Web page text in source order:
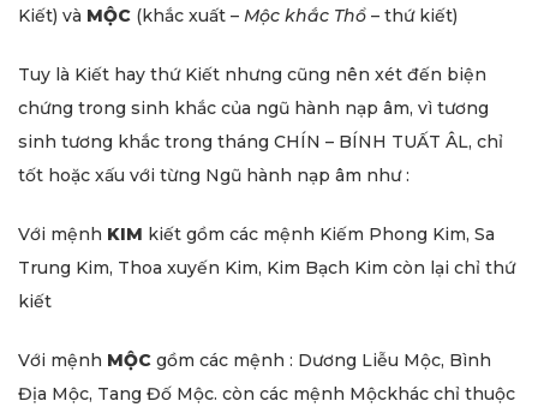
Kiết) và MỘC (khắc xuất – Mộc khắc Thổ – thứ kiết)
Tuy là Kiết hay thứ Kiết nhưng cũng nên xét đến biện
chứng trong sinh khắc của ngũ hành nạp âm, vì tương
sinh tương khắc trong tháng CHÍN – BÍNH TUẤT ÂL, chỉ
tốt hoặc xấu với từng Ngũ hành nạp âm như :
Với mệnh KIM kiết gồm các mệnh Kiếm Phong Kim, Sa
Trung Kim, Thoa xuyến Kim, Kim Bạch Kim còn lại chỉ thứ
kiết
Với mệnh MỘC gồm các mệnh : Dương Liễu Mộc, Bình
Địa Mộc, Tang Đố Mộc. còn các mệnh Mộckhác chỉ thuộc